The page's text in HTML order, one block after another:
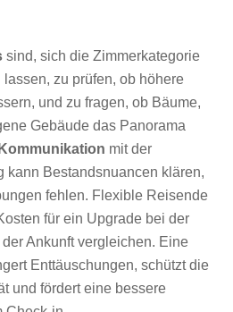
sind, sich die Zimmerkategorie
zu prüfen, ob höhere
und zu fragen, ob Bäume,
Gebäude das Panorama
mit der
kann Bestandsnuancen klären,
fehlen. Flexible Reisende
für ein Upgrade bei der
Ankunft vergleichen. Eine
Enttäuschungen, schützt die
und fördert eine bessere